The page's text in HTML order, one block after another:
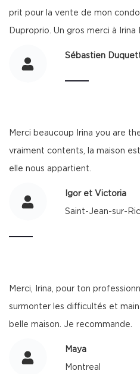
prit pour la vente de mon
Duproprio. Un gros merci à
Sébastien
Merci beaucoup Irina you are
vraiment contents, la maison
elle nous appartient.
Igor et Victoria
Saint-Jean-sur-
Merci, Irina, pour ton
surmonter les difficultés et
belle maison. Je recommande.
Maya
Montreal